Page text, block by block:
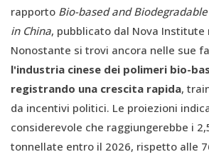
rapporto Bio-based and
in China, pubblicato dal Nova Institute
Nonostante si trovi ancora nelle sue
l'industria cinese dei polimeri bio-
registrando una crescita rapida,
da incentivi politici. Le proiezioni
considerevole che raggiungerebbe i
tonnellate entro il 2026, rispetto alle